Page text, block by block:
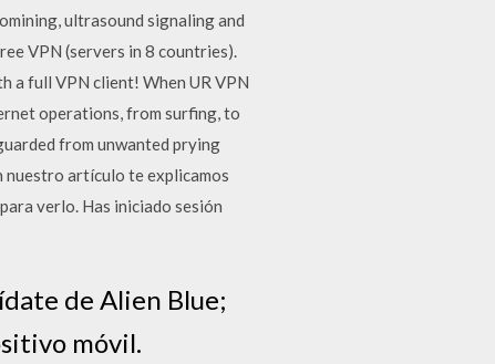
ultrasound signaling and
VPN (servers in 8 countries).
a full VPN client! When UR VPN
operations, from surfing, to
from unwanted prying
nuestro artículo te explicamos
verlo. Has iniciado sesión
de Alien Blue;
móvil.